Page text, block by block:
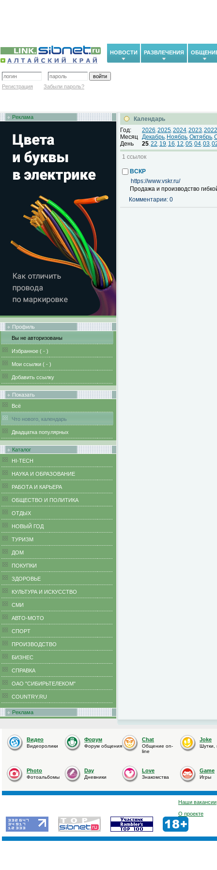
НОВОСТИ РАЗВЛЕЧЕНИЯ
Регистрация Забыли пароль?
Реклама
Профиль
Вы не авторизованы
Избранное ( - )
Мои ссылки ( - )
Добавить ссылку
Показать
Всё
Что нового, календарь
Двадцатка популярных
Каталог
HI-TECH
НАУКА И ОБРАЗОВАНИЕ
РАБОТА И КАРЬЕРА
ОБЩЕСТВО И ПОЛИТИКА
ОТДЫХ
НОВЫЙ ГОД
ТУРИЗМ
ДОМ
ПОКУПКИ
ЗДОРОВЬЕ
КУЛЬТУРА И ИСКУССТВО
СМИ
АВТО-МОТО
СПОРТ
ПРОИЗВОДСТВО
БИЗНЕС
CПРАВКА
ОАО "СИБИРЬТЕЛЕКОМ"
COUNTRY.RU
Реклама
Календарь
Год:
2026, 2025, 2024, 2023, 2022
Месяц Декабрь, Ноябрь, Октябрь,
День
25, 22, 19, 16, 12, 05, 04, 03,
1 ссылок
ВСКР
https://www.vskr.ru/
Продажа и производство
Комментарии: 0
Видео
Видеоролики
Форум
Форум общения
Chat
Общение on-
line
Joke
Шутки,
Photo
Фотоальбомы
Day
Дневники
Love
Знакомства
Game
Игры
Наши вакансии
О проекте